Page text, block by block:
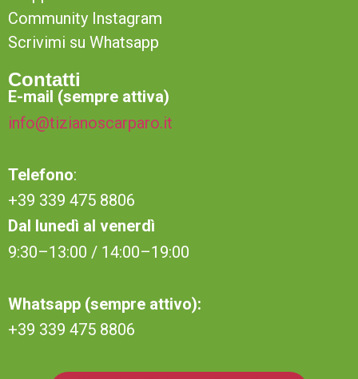
Community Instagram
Scrivimi su Whatsapp
Contatti
E-mail (sempre attiva)
info@tizianoscarparo.it
Telefono:
+39 339 475 8806
Dal lunedì al venerdì
9:30–13:00 / 14:00–19:00
Whatsapp (sempre attivo):
+39 339 475 8806